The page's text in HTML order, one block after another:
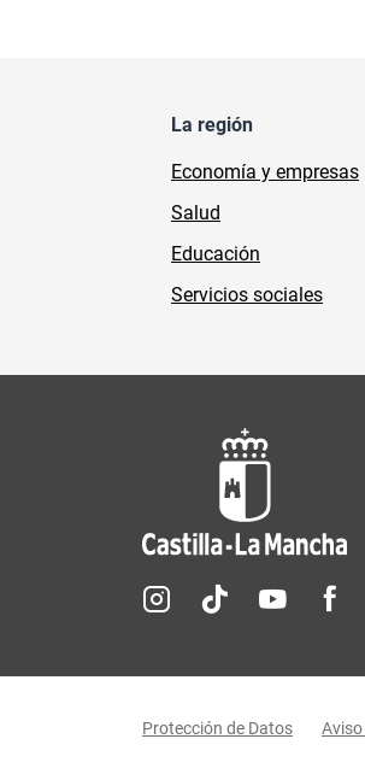
La región
Economía y empresas
Salud
Educación
Servicios sociales
Redes sociales
Protección de Datos Aviso